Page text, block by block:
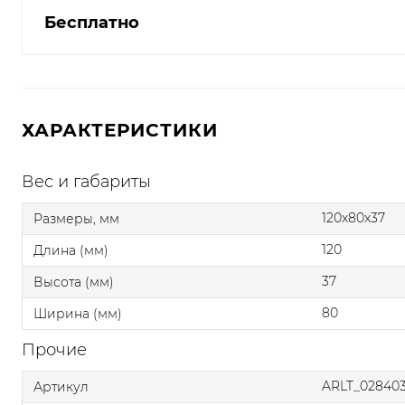
Бесплатно
ХАРАКТЕРИСТИКИ
Вес и габариты
Размеры, мм
120x80x37
Длина (мм)
120
Высота (мм)
37
Ширина (мм)
80
Прочие
Артикул
ARLT_028403